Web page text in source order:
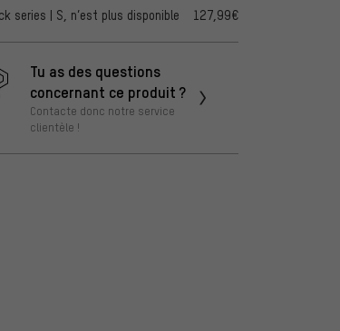
series | S, n’est plus disponible 127,99€
Tu as des questions
concernant ce produit ?
Contacte donc notre service
clientèle !